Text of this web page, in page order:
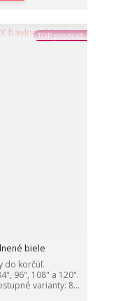
TOP produkt
biele
do korčúľ.
96", 108" a 120".
varianty: 8...